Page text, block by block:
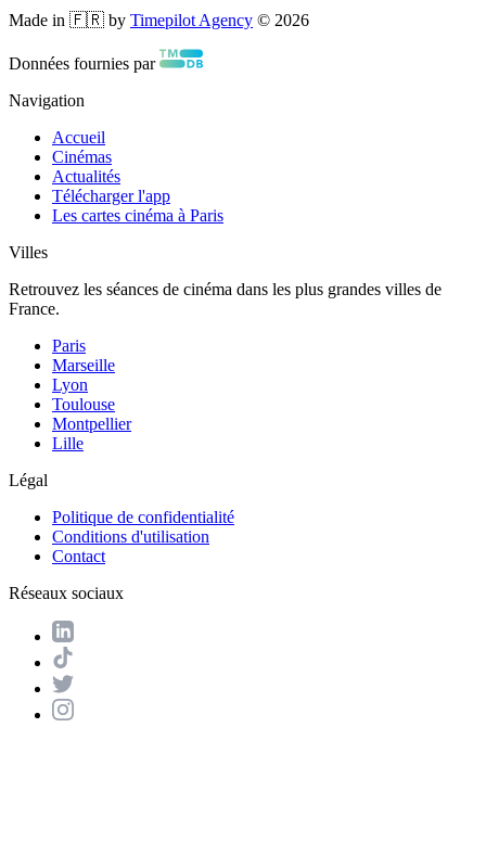
Made in 🇫🇷 by Timepilot Agency © 2026
Données fournies par
Navigation
Accueil
Cinémas
Actualités
Télécharger l'app
Les cartes cinéma à Paris
Villes
Retrouvez les séances de cinéma dans les plus grandes villes de
France.
Paris
Marseille
Lyon
Toulouse
Montpellier
Lille
Légal
Politique de confidentialité
Conditions d'utilisation
Contact
Réseaux sociaux